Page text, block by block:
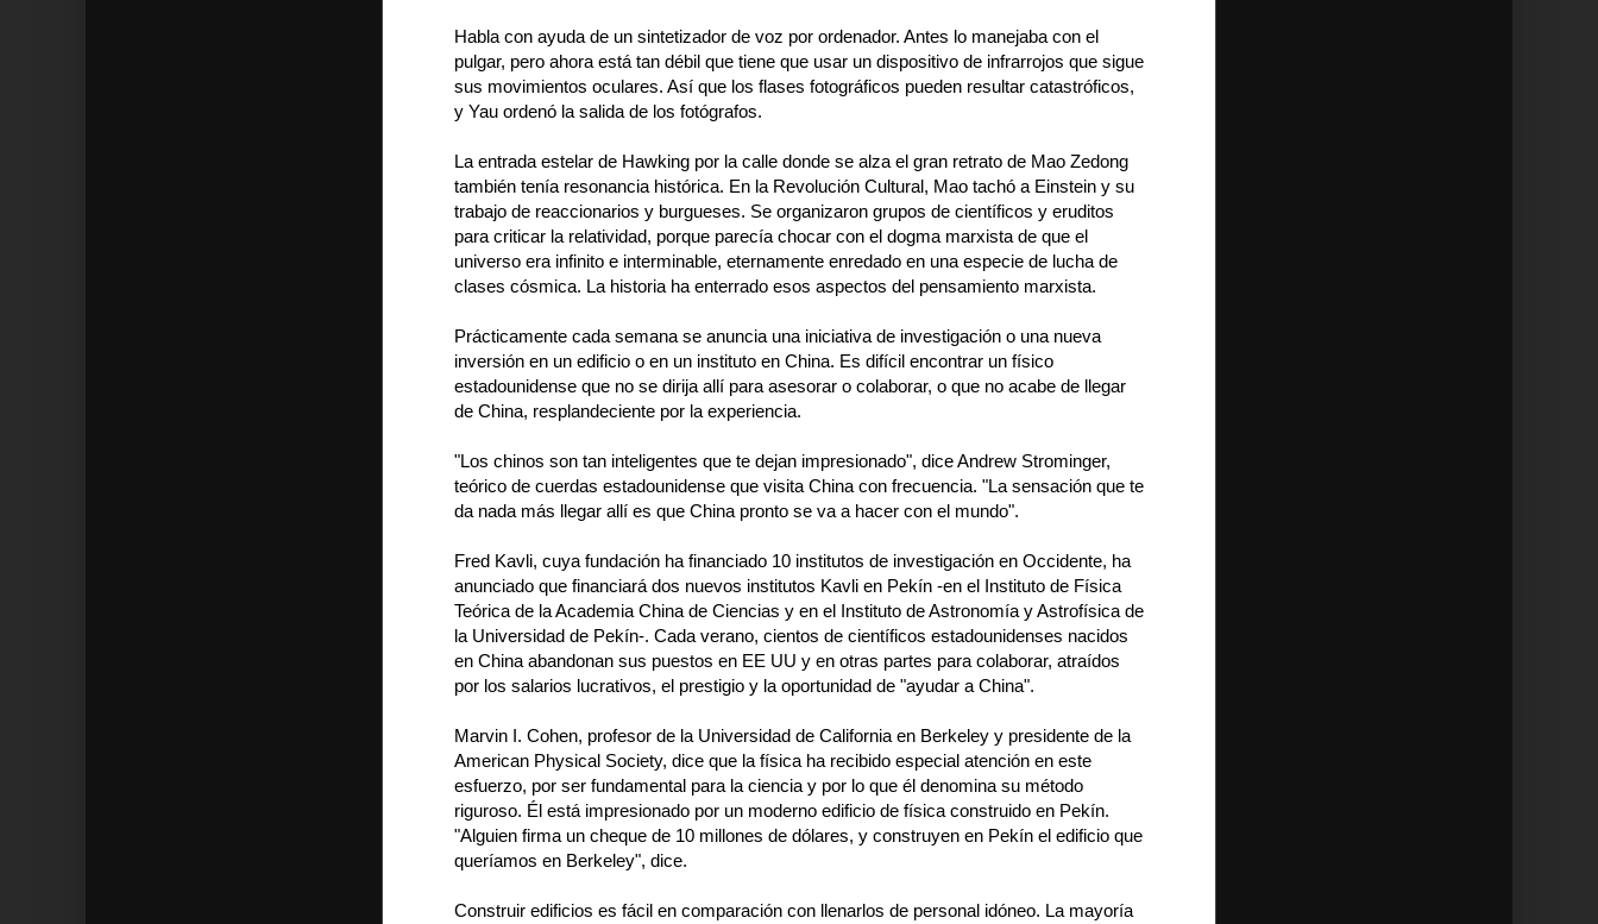
Habla con ayuda de un sintetizador de voz por ordenador. Antes lo manejaba con el
pulgar, pero ahora está tan débil que tiene que usar un dispositivo de infrarrojos que sigue
sus movimientos oculares. Así que los flases fotográficos pueden resultar catastróficos,
y Yau ordenó la salida de los fotógrafos.
La entrada estelar de Hawking por la calle donde se alza el gran retrato de Mao Zedong
también tenía resonancia histórica. En la Revolución Cultural, Mao tachó a Einstein y su
trabajo de reaccionarios y burgueses. Se organizaron grupos de científicos y eruditos
para criticar la relatividad, porque parecía chocar con el dogma marxista de que el
universo era infinito e interminable, eternamente enredado en una especie de lucha de
clases cósmica. La historia ha enterrado esos aspectos del pensamiento marxista.
Prácticamente cada semana se anuncia una iniciativa de investigación o una nueva
inversión en un edificio o en un instituto en China. Es difícil encontrar un físico
estadounidense que no se dirija allí para asesorar o colaborar, o que no acabe de llegar
de China, resplandeciente por la experiencia.
"Los chinos son tan inteligentes que te dejan impresionado", dice Andrew Strominger,
teórico de cuerdas estadounidense que visita China con frecuencia. "La sensación que te
da nada más llegar allí es que China pronto se va a hacer con el mundo".
Fred Kavli, cuya fundación ha financiado 10 institutos de investigación en Occidente, ha
anunciado que financiará dos nuevos institutos Kavli en Pekín -en el Instituto de Física
Teórica de la Academia China de Ciencias y en el Instituto de Astronomía y Astrofísica de
la Universidad de Pekín-. Cada verano, cientos de científicos estadounidenses nacidos
en China abandonan sus puestos en EE UU y en otras partes para colaborar, atraídos
por los salarios lucrativos, el prestigio y la oportunidad de "ayudar a China".
Marvin I. Cohen, profesor de la Universidad de California en Berkeley y presidente de la
American Physical Society, dice que la física ha recibido especial atención en este
esfuerzo, por ser fundamental para la ciencia y por lo que él denomina su método
riguroso. Él está impresionado por un moderno edificio de física construido en Pekín.
"Alguien firma un cheque de 10 millones de dólares, y construyen en Pekín el edificio que
queríamos en Berkeley", dice.
Construir edificios es fácil en comparación con llenarlos de personal idóneo. La mayoría